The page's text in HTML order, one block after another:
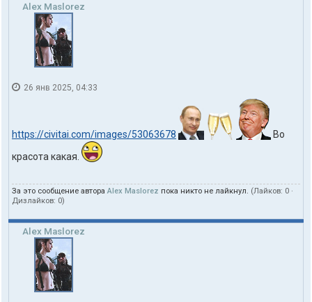
Alex Maslorez
26 янв 2025, 04:33
https://civitai.com/images/53063678
Во
красота какая.
За это сообщение автора Alex Maslorez пока никто не лайкнул. (Лайков: 0 ·
Дизлайков: 0)
Alex Maslorez